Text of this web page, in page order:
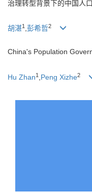
治理转型背景下的中国人
胡湛1 ,彭希哲2
China's Population
Hu Zhan1 Peng Xizhe2